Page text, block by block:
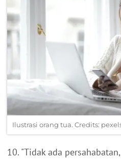
Ilustrasi orang tua. Credits:
10. "Tidak ada